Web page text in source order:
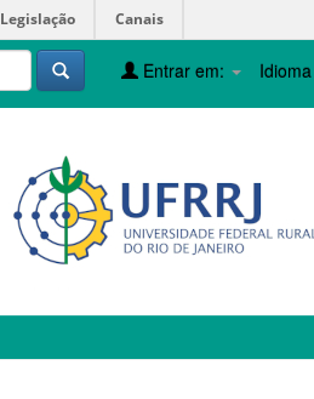
Legislação Canais
Idioma
Entrar em: